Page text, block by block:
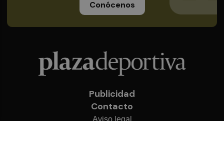
Conócenos
Publicidad
Contacto
Aviso legal